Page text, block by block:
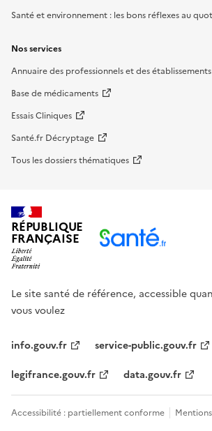
Santé et environnement : les bons réflexes au
Nos services
Annuaire des professionnels et des
Base de médicaments
Essais Cliniques
Santé.fr Décryptage
Tous les dossiers thématiques
RÉPUBLIQUE
FRANÇAISE
Le site santé de référence, accessible
vous voulez
info.gouv.fr
service-public.gouv.fr
legifrance.gouv.fr
data.gouv.fr
Accessibilité : partiellement conforme